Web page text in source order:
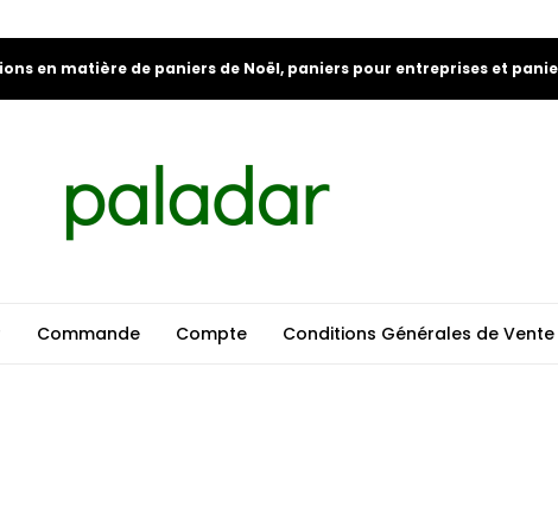
en matière de paniers de Noël, paniers pour entreprises et
Commande Compte Conditions Générales de Vente